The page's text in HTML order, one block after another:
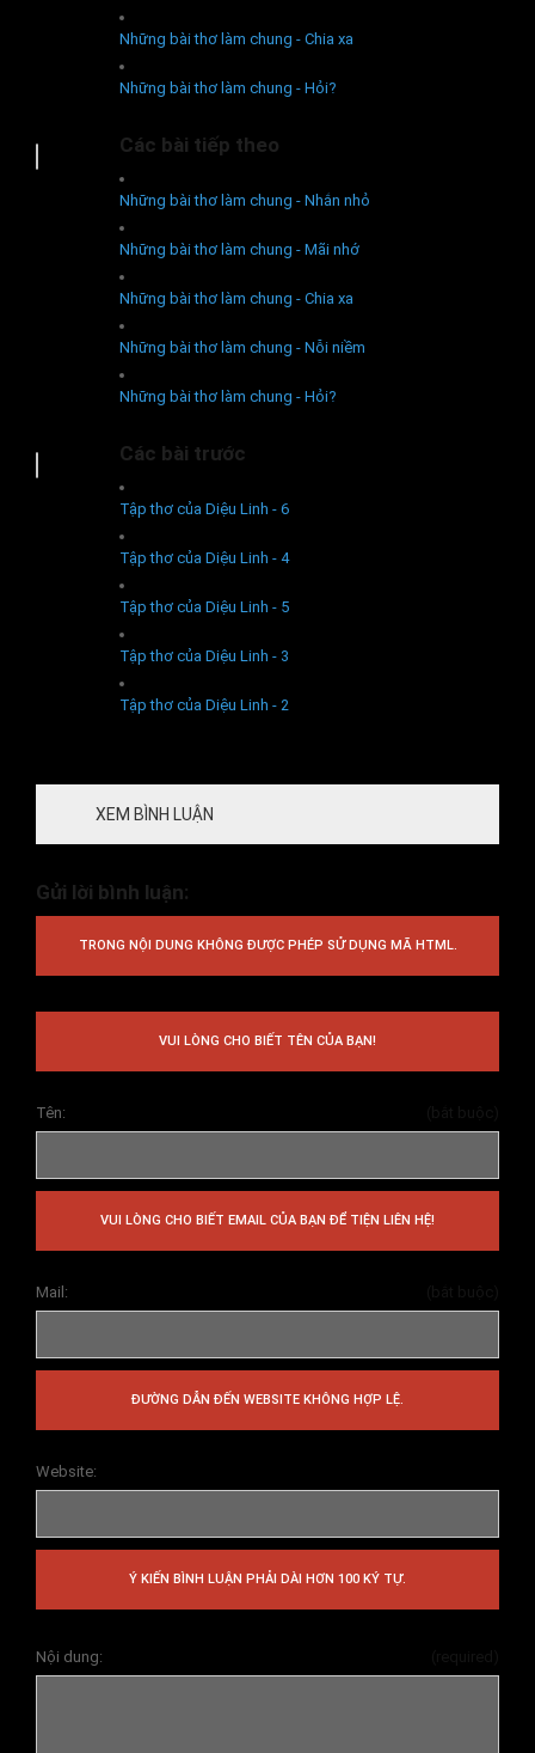
Những bài thơ làm chung - Chia xa
Những bài thơ làm chung - Hỏi?
Các bài tiếp theo
Những bài thơ làm chung - Nhắn nhỏ
Những bài thơ làm chung - Mãi nhớ
Những bài thơ làm chung - Chia xa
Những bài thơ làm chung - Nỗi niềm
Những bài thơ làm chung - Hỏi?
Các bài trước
Tập thơ của Diệu Linh - 6
Tập thơ của Diệu Linh - 4
Tập thơ của Diệu Linh - 5
Tập thơ của Diệu Linh - 3
Tập thơ của Diệu Linh - 2
XEM BÌNH LUẬN
Gửi lời bình luận:
TRONG NỘI DUNG KHÔNG ĐƯỢC PHÉP SỬ DỤNG MÃ HTML.
VUI LÒNG CHO BIẾT TÊN CỦA BẠN!
Tên:
VUI LÒNG CHO BIẾT EMAIL CỦA BẠN ĐỂ TIỆN LIÊN HỆ!
Mail:
ĐƯỜNG DẪN ĐẾN WEBSITE KHÔNG HỢP LỆ.
Website:
Ý KIẾN BÌNH LUẬN PHẢI DÀI HƠN 100 KÝ TỰ.
Nội dung: